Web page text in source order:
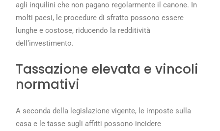
agli inquilini che non pagano regolarmente il canone. In
molti paesi, le procedure di sfratto possono essere
lunghe e costose, riducendo la redditività
dell’investimento.
Tassazione elevata e vincoli
normativi
A seconda della legislazione vigente, le imposte sulla
casa e le tasse sugli affitti possono incidere